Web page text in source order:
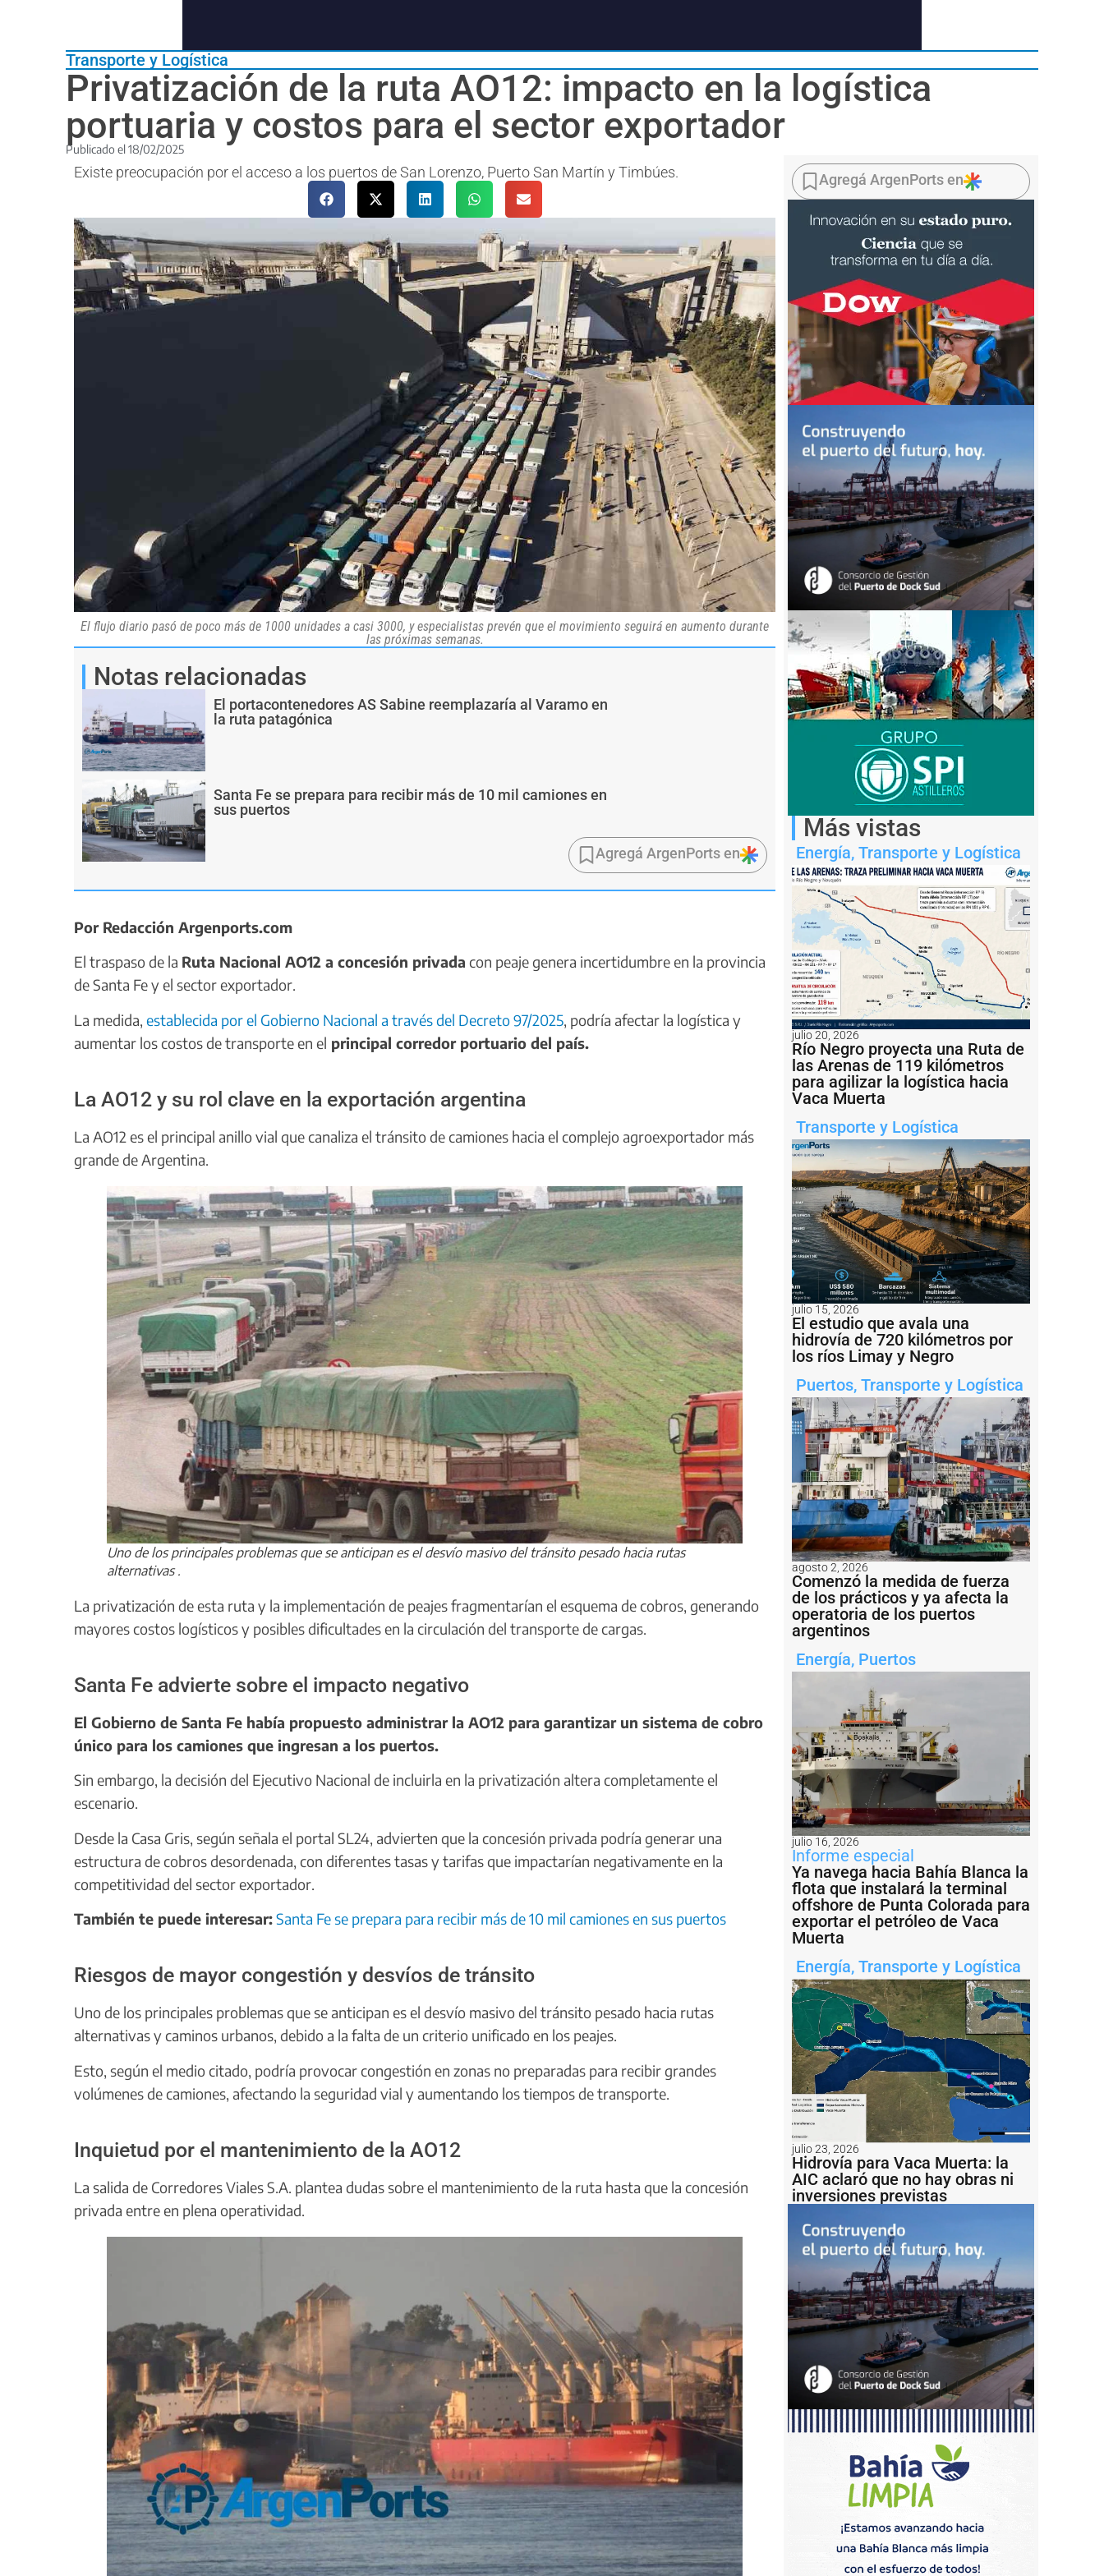
Transporte y Logística
Privatización de la ruta AO12: impacto en la logística
portuaria y costos para el sector exportador
Publicado el 18/02/2025
Existe preocupación por el acceso a los puertos de San Lorenzo, Puerto San Martín y Timbúes.
El flujo diario pasó de poco más de 1000 unidades a casi 3000, y especialistas prevén que el movimiento seguirá en aumento durante
las próximas semanas.
Notas relacionadas
El portacontenedores AS Sabine reemplazaría al Varamo en
la ruta patagónica
Santa Fe se prepara para recibir más de 10 mil camiones en
sus puertos
Agregá ArgenPorts en
Por Redacción Argenports.com
El traspaso de la Ruta Nacional AO12 a concesión privada con peaje genera incertidumbre en la provincia
de Santa Fe y el sector exportador.
La medida, establecida por el Gobierno Nacional a través del Decreto 97/2025, podría afectar la logística y
aumentar los costos de transporte en el principal corredor portuario del país.
La AO12 y su rol clave en la exportación argentina
La AO12 es el principal anillo vial que canaliza el tránsito de camiones hacia el complejo agroexportador más
grande de Argentina.
Uno de los principales problemas que se anticipan es el desvío masivo del tránsito pesado hacia rutas
alternativas.
La privatización de esta ruta y la implementación de peajes fragmentarían el esquema de cobros, generando
mayores costos logísticos y posibles dificultades en la circulación del transporte de cargas.
Santa Fe advierte sobre el impacto negativo
El Gobierno de Santa Fe había propuesto administrar la AO12 para garantizar un sistema de cobro
único para los camiones que ingresan a los puertos.
Sin embargo, la decisión del Ejecutivo Nacional de incluirla en la privatización altera completamente el
escenario.
Desde la Casa Gris, según señala el portal SL24, advierten que la concesión privada podría generar una
estructura de cobros desordenada, con diferentes tasas y tarifas que impactarían negativamente en la
competitividad del sector exportador.
También te puede interesar:Santa Fe se prepara para recibir más de 10 mil camiones en sus puertos
Riesgos de mayor congestión y desvíos de tránsito
Uno de los principales problemas que se anticipan es el desvío masivo del tránsito pesado hacia rutas
alternativas y caminos urbanos, debido a la falta de un criterio unificado en los peajes.
Esto, según el medio citado, podría provocar congestión en zonas no preparadas para recibir grandes
volúmenes de camiones, afectando la seguridad vial y aumentando los tiempos de transporte.
Inquietud por el mantenimiento de la AO12
La salida de Corredores Viales S.A. plantea dudas sobre el mantenimiento de la ruta hasta que la concesión
privada entre en plena operatividad.
Agregá ArgenPorts en
Más vistas
Energía, Transporte y Logística
julio 20, 2026
Río Negro proyecta una Ruta de
las Arenas de 119 kilómetros
para agilizar la logística hacia
Vaca Muerta
Transporte y Logística
julio 15, 2026
El estudio que avala una
hidrovía de 720 kilómetros por
los ríos Limay y Negro
Puertos, Transporte y Logística
agosto 2, 2026
Comenzó la medida de fuerza
de los prácticos y ya afecta la
operatoria de los puertos
argentinos
Energía, Puertos
julio 16, 2026
Informe especial
Ya navega hacia Bahía Blanca la
flota que instalará la terminal
offshore de Punta Colorada para
exportar el petróleo de Vaca
Muerta
Energía, Transporte y Logística
julio 23, 2026
Hidrovía para Vaca Muerta: la
AIC aclaró que no hay obras ni
inversiones previstas